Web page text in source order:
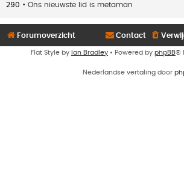
290 • Ons nieuwste lid is metaman
Forumoverzicht Contact
Flat Style by Ian Bradley • Powered by phpBB®
Nederlandse vertaling door